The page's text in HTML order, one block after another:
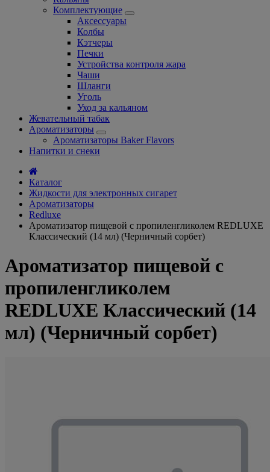
Комплектующие
Аксессуары
Колбы
Кэтчеры
Печки
Устройства контроля жара
Чаши
Шланги
Уголь
Уход за кальяном
Жевательный табак
Ароматизаторы
Ароматизаторы Baker Flavors
Напитки и снеки
Каталог
Жидкости для электронных сигарет
Ароматизаторы
Redluxe
Ароматизатор пищевой с пропиленгликолем REDLUXE
Классический (14 мл) (Черничный сорбет)
Ароматизатор пищевой с
пропиленгликолем
REDLUXE Классический (14
мл) (Черничный сорбет)